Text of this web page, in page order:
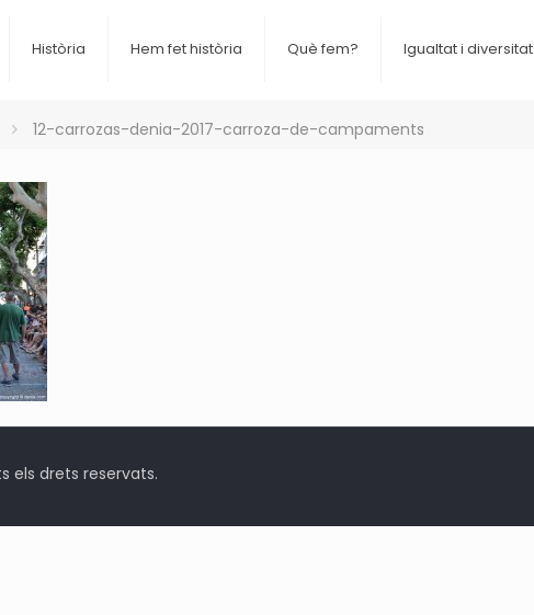
Història Hem fet història Què fem? Igualtat i diversitat
12-carrozas-denia-2017-carroza-de-campaments
els drets reservats.